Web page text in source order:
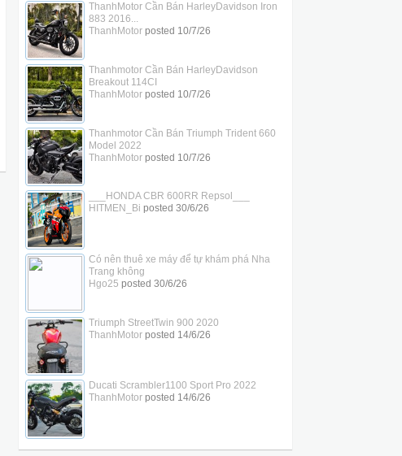
ThanhMotor Cần Bán HarleyDavidson Iron
883 2016...
ThanhMotorposted 10/7/26
Thanhmotor Cần Bán HarleyDavidson
Breakout 114CI
ThanhMotorposted 10/7/26
Thanhmotor Cần Bán Triumph Trident 660
Model 2022
ThanhMotorposted 10/7/26
___HONDA CBR 600RR Repsol___
HITMEN_Bi posted 30/6/26
Có nên thuê xe máy để tự khám phá Nha
Trang không
Hgo25 posted 30/6/26
Triumph StreetTwin 900 2020
ThanhMotorposted 14/6/26
Ducati Scrambler1100 Sport Pro 2022
ThanhMotorposted 14/6/26